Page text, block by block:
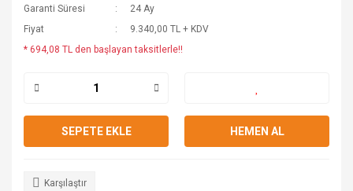
Garanti Süresi
24 Ay
Fiyat
9.340,00 TL + KDV
* 694,08 TL den başlayan taksitlerle!!
SEPETE EKLE HEMEN AL
Karşılaştır